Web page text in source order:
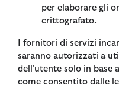
per elaborare gli
crittografato.
I fornitori di servizi
saranno autorizzati a
dell'utente solo in base
come consentito dalle